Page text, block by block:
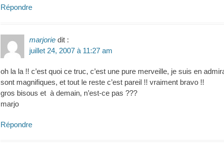
Répondre
marjorie dit :
juillet 24, 2007 à 11:27 am
oh la la !! c’est quoi ce truc, c’est une pure merveille, je suis en
sont magnifiques, et tout le reste c’est pareil !! vraiment bravo !!
gros bisous et à demain, n’est-ce pas ???
marjo
Répondre